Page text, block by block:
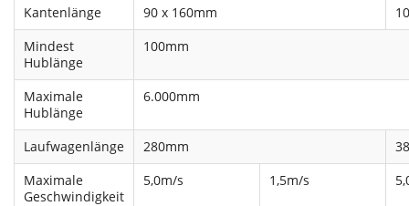
Kantenlänge 90 x 160mm
Mindest
Hublänge
100mm
Maximale
Hublänge
6.000mm
Laufwagenlänge 280mm
Maximale
Geschwindigkeit
5,0m/s 1,5m/s